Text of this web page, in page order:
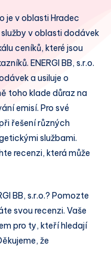
je v oblasti Hradec
v oblasti dodávek
ceníků, které jsou
ENERGI BB, s.r.o.
a usiluje o
toho klade důraz na
emisí. Pro své
řešení různých
službami.
recenzi, která může
BB, s.r.o.? Pomozte
svou recenzi. Vaše
pro ty, kteří hledají
že